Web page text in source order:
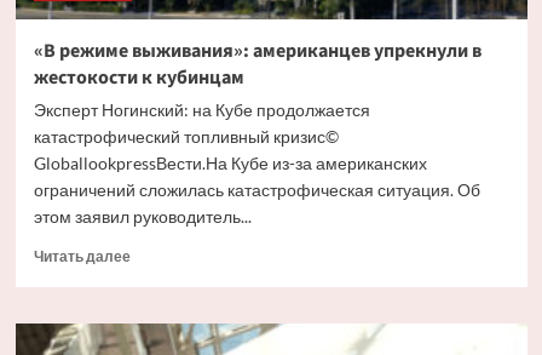
«В режиме выживания»: американцев упрекнули в
жестокости к кубинцам
Эксперт Ногинский: на Кубе продолжается
катастрофический топливный кризис©
GloballookpressВести.На Кубе из-за американских
ограничений сложилась катастрофическая ситуация. Об
этом заявил руководитель...
Читать далееПрочитать
«В
режиме